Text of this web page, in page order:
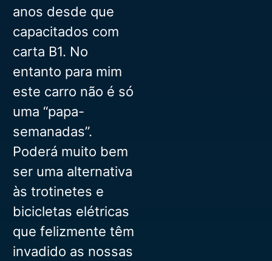
anos desde que
capacitados com
carta B1. No
entanto para mim
este carro não é só
uma “papa-
semanadas”.
Poderá muito bem
ser uma alternativa
às trotinetes e
bicicletas elétricas
que felizmente têm
invadido as nossas